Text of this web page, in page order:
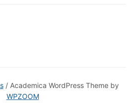
/ Academica WordPress Theme by
WPZOOM